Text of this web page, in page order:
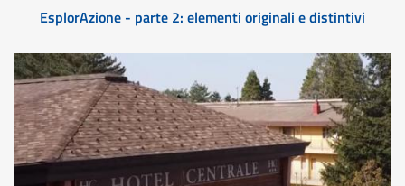
EsplorAzione - parte 2: elementi originali e distintivi